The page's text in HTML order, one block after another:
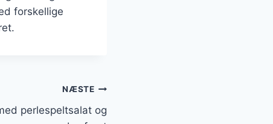
forskellige
NÆSTE
perlespeltsalat og